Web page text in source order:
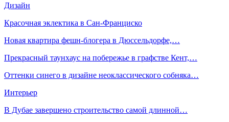
Дизайн
Красочная эклектика в Сан-Франциско
Новая квартира фешн-блогера в Дюссельдорфе,…
Прекрасный таунхаус на побережье в графстве Кент,…
Оттенки синего в дизайне неоклассического собняка…
Интерьер
В Дубае завершено строительство самой длинной…